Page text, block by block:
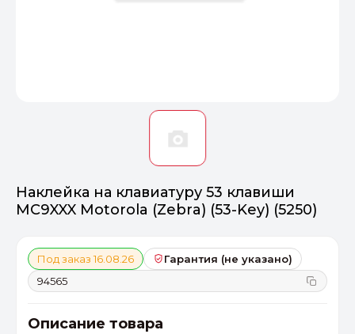
Наклейка на клавиатуру 53 клавиши
MC9XXX Motorola (Zebra) (53-Key) (5250)
Под заказ 16.08.26
Гарантия (не указано)
94565
Описание товара